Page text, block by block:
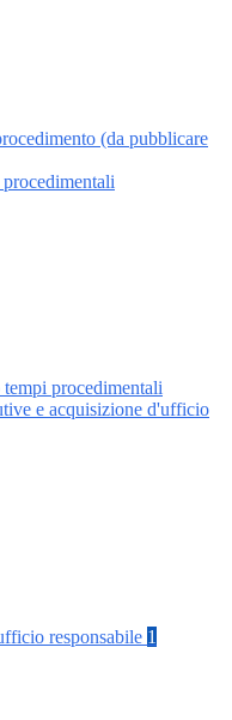
(da pubblicare
procedimentali
e acquisizione d'ufficio
responsabile 1